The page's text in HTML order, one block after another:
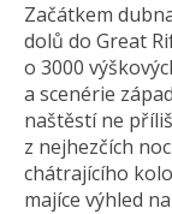
Začátkem
dolů do Great
o 3000
a scenérie
naštěstí ne
z nejhezčích
chátrajícího
majíce výhled